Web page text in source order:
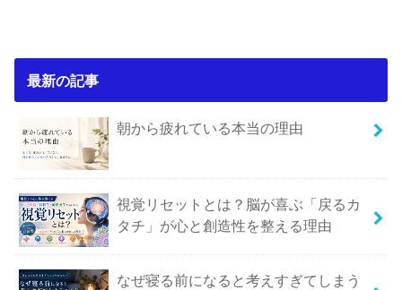
最新の記事
朝から疲れている本当の理由
視覚リセットとは？脳が喜ぶ「戻るカ
タチ」が心と創造性を整える理由
なぜ寝る前になると考えすぎてしまう